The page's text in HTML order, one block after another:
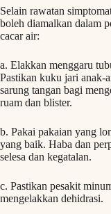
Selain rawatan
boleh diamalkan dalam
cacar air:
a. Elakkan menggaru
Pastikan kuku jari anak-
sarung tangan bagi
ruam dan blister.
b. Pakai pakaian yang
yang baik. Haba dan
selesa dan kegatalan.
c. Pastikan pesakit
mengelakkan dehidrasi.